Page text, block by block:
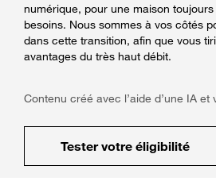
numérique, pour une maison
besoins. Nous sommes à vos côtés
dans cette transition, afin que vous
avantages du très haut débit.
Contenu créé avec l’aide d’une IA
Tester votre éligibilité